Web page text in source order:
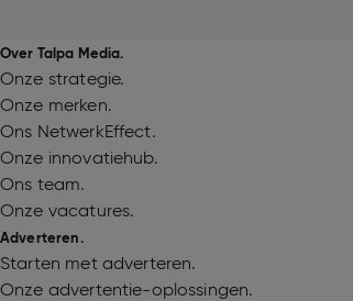
Over Talpa Media.
Onze strategie.
Onze merken.
Ons NetwerkEffect.
Onze innovatiehub.
Ons team.
Onze vacatures.
Adverteren.
Starten met adverteren.
Onze advertentie-oplossingen.